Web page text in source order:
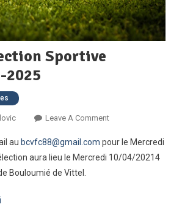
Sportive
2025
Leave A CommentOn
Section
Sportive
au bcvfc88@gmail.com pour le Mercredi
aura lieu le Mercredi 10/04/20214
Bouloumié de Vittel.